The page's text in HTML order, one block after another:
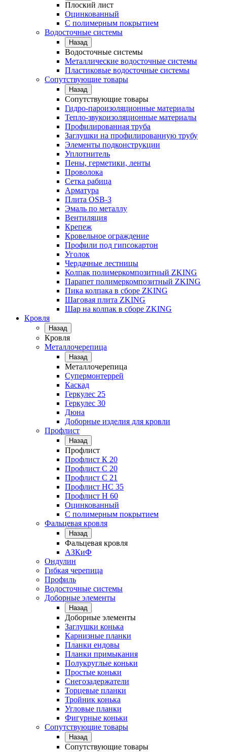
Плоский лист
Оцинкованный
С полимерным покрытием
Водосточные системы
Назад
Водосточные системы
Металлические водосточные системы
Пластиковые водосточные системы
Сопутствующие товары
Назад
Сопутствующие товары
Гидро-пароизоляционные материалы
Тепло-звукоизоляционные материалы
Профилированная труба
Заглушки на профилированную трубу
Элементы подконструкции
Уплотнитель
Пены, герметики, ленты
Проволока
Сетка рабица
Арматура
Плита OSB-3
Эмаль по металлу
Вентиляция
Крепеж
Кровельное ограждение
Профили под гипсокартон
Уголок
Чердачные лестницы
Колпак полимеркомпозитный ZKING
Парапет полимеркомпозитный ZKING
Пика колпака в сборе ZKING
Шаговая плита ZKING
Шар на колпак в сборе ZKING
Кровля
Назад
Кровля
Металлочерепица
Назад
Металлочерепица
Супермонтеррей
Каскад
Геркулес 25
Геркулес 30
Дюна
Доборные изделия для кровли
Профлист
Назад
Профлист
Профлист К 20
Профлист С 20
Профлист C 21
Профлист НС 35
Профлист Н 60
Оцинкованный
С полимерным покрытием
Фальцевая кровля
Назад
Фальцевая кровля
АЗКиФ
Ондулин
Гибкая черепица
Профиль
Водосточные системы
Доборные элементы
Назад
Доборные элементы
Заглушки конька
Карнизные планки
Планки ендовы
Планки примыкания
Полукруглые коньки
Простые коньки
Снегозадержатели
Торцевые планки
Тройник конька
Угловые планки
Фигурные коньки
Сопутствующие товары
Назад
Сопутствующие товары